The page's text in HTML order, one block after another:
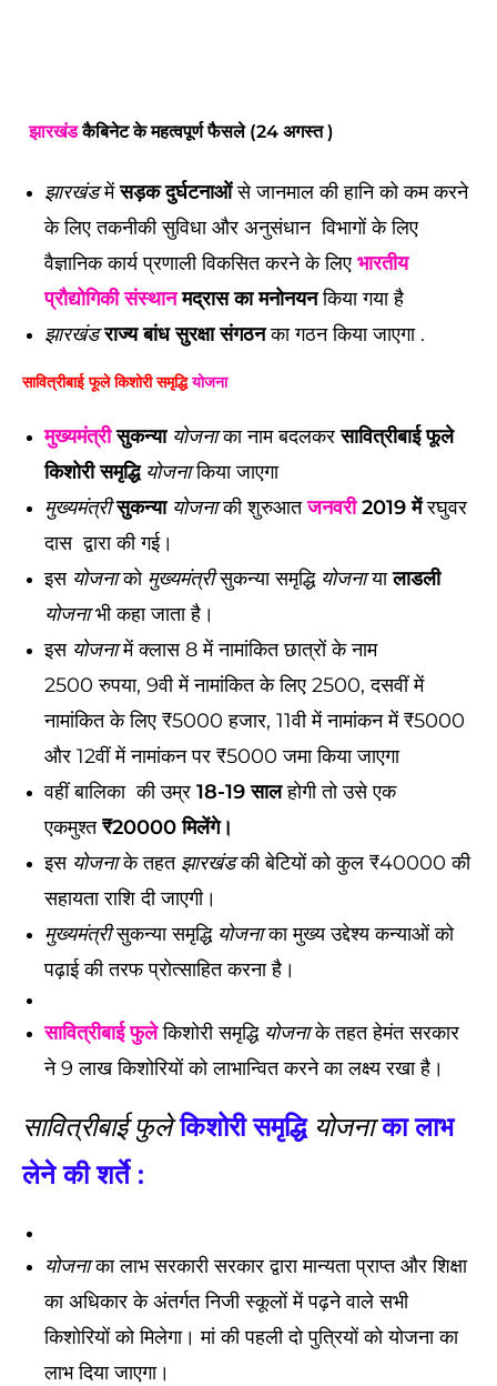
झारखंडकैबिनेटके महत्वपूर्ण फैसले (24 अगस्त )
झारखंडमेंसड़क दुर्घटनाओंसे जानमाल की हानि को कम करने
के लिए तकनीकी सुविधा और अनुसंधान विभागों के लिए
वैज्ञानिक कार्य प्रणाली विकसित करने के लिए भारतीय
प्रौद्योगिकी संस्थानमद्रास का मनोनयनकिया गया है
झारखंडराज्य बांध सुरक्षा संगठनका गठन किया जाएगा .
सावित्रीबाई फूले किशोरी समृद्धियोजना
मुख्यमंत्रीसुकन्या योजनाका नाम बदलकरसावित्रीबाई फूले
किशोरी समृद्धि योजनाकिया जाएगा
मुख्यमंत्रीसुकन्या योजना की शुरुआतजनवरी2019 मेंरघुवर
दास द्वारा की गई।
इस योजनाको मुख्यमंत्रीसुकन्या समृद्धि योजनायालाडली
योजनाभी कहा जाता है।
इस योजनामें क्लास 8 में नामांकित छात्रों के नाम
2500 रुपया, 9वी में नामांकित के लिए 2500, दसवीं में
नामांकित के लिए ₹5000 हजार, 11वी में नामांकन में ₹5000
और 12वीं में नामांकन पर ₹5000 जमा किया जाएगा
वहीं बालिका की उम्र 18-19 सालहोगी तो उसे एक
एकमुश्त₹20000 मिलेंगे।
इस योजनाके तहत झारखंडकी बेटियों को कुल ₹40000 की
सहायता राशि दी जाएगी।
मुख्यमंत्रीसुकन्या समृद्धि योजनाका मुख्य उद्देश्य कन्याओं को
पढ़ाई की तरफ प्रोत्साहित करना है।
सावित्रीबाई फुलेकिशोरी समृद्धि योजनाके तहत हेमंत सरकार
ने 9 लाख किशोरियों को लाभान्वित करने का लक्ष्य रखा है।
सावित्रीबाई फुलेकिशोरी समृद्धि योजनाका लाभ
लेने की शर्ते :
योजनाका लाभ सरकारी सरकार द्वारा मान्यता प्राप्त और शिक्षा
का अधिकार के अंतर्गत निजी स्कूलों में पढ़ने वाले सभी
किशोरियों को मिलेगा। मां की पहली दो पुत्रियों को योजना का
लाभ दिया जाएगा।